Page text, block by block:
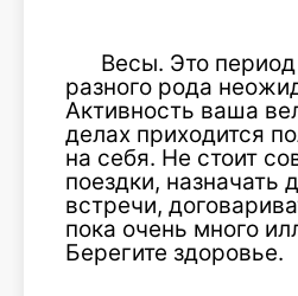
Весы. Это
разного рода
Активность ваша
делах приходится
на себя. Не стоит
поездки, назначать
встречи,
пока очень много
Берегите здоровье.